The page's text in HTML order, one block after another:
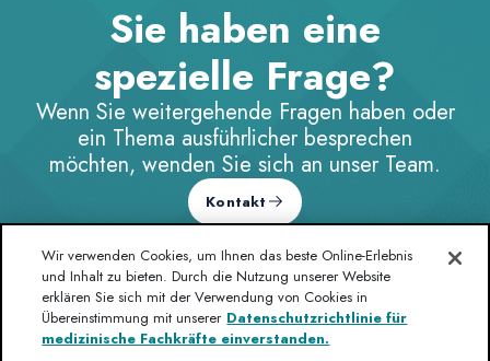
Sie haben eine
spezielle Frage?
Wenn Sie weitergehende Fragen haben oder
ein Thema ausführlicher besprechen
möchten, wenden Sie sich an unser Team.
Kontakt
Wir verwenden Cookies, um Ihnen das beste Online-Erlebnis
und Inhalt zu bieten. Durch die Nutzung unserer Website
erklären Sie sich mit der Verwendung von Cookies in
Übereinstimmung mit unserer Datenschutzrichtlinie für
medizinische Fachkräfte einverstanden.